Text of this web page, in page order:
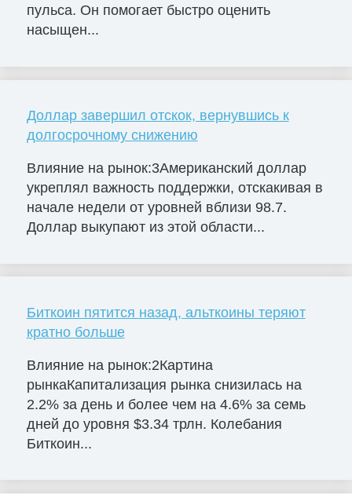
пульса. Он помогает быстро оценить
насыщен...
Доллар завершил отскок, вернувшись к
долгосрочному снижению
Влияние на рынок:3Американский доллар
укреплял важность поддержки, отскакивая в
начале недели от уровней вблизи 98.7.
Доллар выкупают из этой области...
Биткоин пятится назад, альткоины теряют
кратно больше
Влияние на рынок:2Картина
рынкаКапитализация рынка снизилась на
2.2% за день и более чем на 4.6% за семь
дней до уровня $3.34 трлн. Колебания
Биткоин...